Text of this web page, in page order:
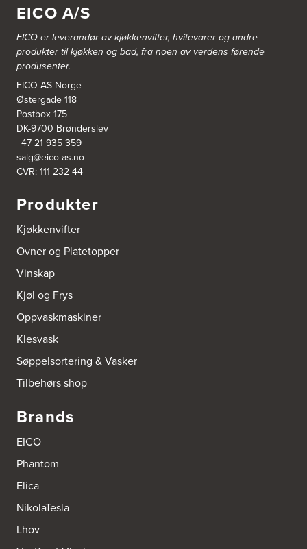
Sentrumsvn. 4
8920 Sømna
Tel.:75-009700
http://www.interiormesteren.no
Bodø Interiør
Petter Engensvei 7
Kjøkkenhuset Bodø A/S
8071 Bodø
Tel.:75522430
https://www.bodointerior.no/
Bodø Kjøkkensenter AS
Studio Sigdal Bodø
8006 Bodø
Tel.: 75-500250
Boform Kjøkken Oslo AS
Thomas Heftyes Gate 41
Tel.:95992151
Bokhylle-Spesialisten AS
3414 Lierstranda
Tel.: 90878233
Postboks 213
Tel.:
Bonaparte Interiør AS
Borgenveien 66
Tel.:
EICO A/S
EICO er leverandør av kjøkkenvifter, hvitevarer og andre
produkter til kjøkken og bad, fra noen av verdens førende
produsenter.
EICO AS Norge
Østergade 118
Postbox 175
DK-9700 Brønderslev
+47 21 935 359
salg@eico-as.no
CVR: 111 232 44
Produkter
Kjøkkenvifter
Ovner og Platetopper
Vinskap
Kjøl og Frys
Oppvaskmaskiner
Klesvask
Søppelsortering & Vasker
Tilbehørs shop
Brands
EICO
Phantom
Elica
NikolaTesla
Lhov